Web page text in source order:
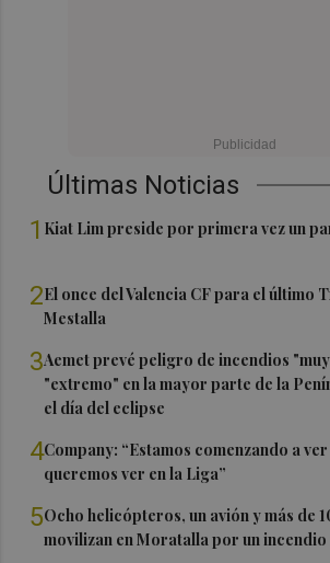
Últimas Noticias
1 Kiat Lim preside por primera vez un
2El once del Valencia CF para el último
Mestalla
3Aemet prevé peligro de incendios
"extremo" en la mayor parte de la
el día del eclipse
4Company: “Estamos comenzando a
queremos ver en la Liga”
5Ocho helicópteros, un avión y más de
movilizan en Moratalla por un